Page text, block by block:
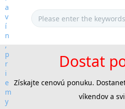
Dostat
Získajte cenovú ponuku.
víkendov a